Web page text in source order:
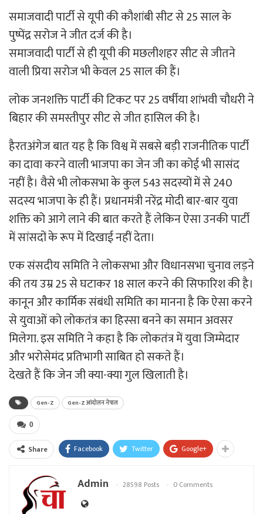
समाजवादी पार्टी से यूपी की कौशांबी सीट से 25 साल के
पुष्पेंद्र सरोज ने जीत दर्ज की है।
समाजवादी पार्टी से ही यूपी की मछलीशहर सीट से जीतने
वाली प्रिया सरोज भी केवल 25 साल की हैं।
लोक जनशक्ति पार्टी की टिकट पर 25 वर्षीया शांभवी चौधरी ने
बिहार की समस्तीपुर सीट से जीत हासिल की है।
हैरतअंगेज बात यह है कि विश्व में सबसे बड़ी राजनीतिक पार्टी
का दावा करने वाली भाजपा का जेन जी का कोई भी सासंद
नहीं है। वैसे भी लोकसभा के कुल 543 सदस्यों में से 240
सदस्य भाजपा के ही हैं। प्रधानमंत्री नरेंद्र मोदी बार-बार युवा
शक्ति को आगे लाने की बात करते हैं लेकिन ऐसा उनकी पार्टी
में सांसदों के रूप में दिखाई नहीं देता।
एक संसदीय समिति ने लोकसभा और विधानसभा चुनाव लड़ने
की तय उम्र 25 से घटाकर 18 साल करने की सिफारिश की है।
कानून और कार्मिक संबंधी समिति का मानना है कि ऐसा करने
से युवाओं को लोकतंत्र का हिस्सा बनने का समान अवसर
मिलेगा. इस समिति ने कहा है कि लोकतंत्र में युवा जिम्मेदार
और भरोसेमंद प्रतिभागी साबित हो सकते हैं।
देखते हैं कि जेन जी क्या-क्या गुल खिलाती है।
Gen-Z Gen-Z आंदोलन नेपाल
0
Share Facebook Twitter Google+
Admin 28598 Posts 0 Comments